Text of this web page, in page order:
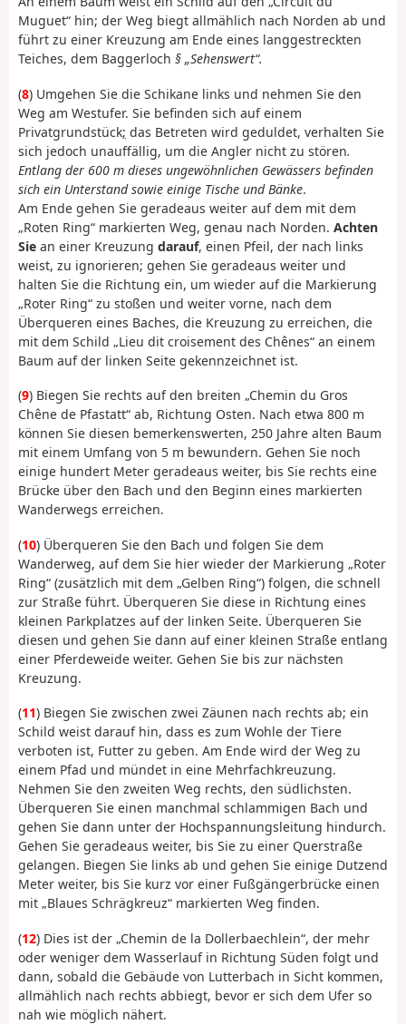
Muguet“ hin; der Weg biegt allmählich nach Norden ab und
führt zu einer Kreuzung am Ende eines langgestreckten
Teiches, dem Baggerloch § „Sehenswert“.
(8) Umgehen Sie die Schikane links und nehmen Sie den
Weg am Westufer. Sie befinden sich auf einem
Privatgrundstück; das Betreten wird geduldet, verhalten Sie
sich jedoch unauffällig, um die Angler nicht zu stören.
Entlang der 600 m dieses ungewöhnlichen Gewässers befinden
sich ein Unterstand sowie einige Tische und Bänke.
Am Ende gehen Sie geradeaus weiter auf dem mit dem
„Roten Ring“ markierten Weg, genau nach Norden. Achten
Sie an einer Kreuzung darauf, einen Pfeil, der nach links
weist, zu ignorieren; gehen Sie geradeaus weiter und
halten Sie die Richtung ein, um wieder auf die Markierung
„Roter Ring“ zu stoßen und weiter vorne, nach dem
Überqueren eines Baches, die Kreuzung zu erreichen, die
mit dem Schild „Lieu dit croisement des Chênes“ an einem
Baum auf der linken Seite gekennzeichnet ist.
(9) Biegen Sie rechts auf den breiten „Chemin du Gros
Chêne de Pfastatt“ ab, Richtung Osten. Nach etwa 800 m
können Sie diesen bemerkenswerten, 250 Jahre alten Baum
mit einem Umfang von 5 m bewundern. Gehen Sie noch
einige hundert Meter geradeaus weiter, bis Sie rechts eine
Brücke über den Bach und den Beginn eines markierten
Wanderwegs erreichen.
(10) Überqueren Sie den Bach und folgen Sie dem
Wanderweg, auf dem Sie hier wieder der Markierung „Roter
Ring“ (zusätzlich mit dem „Gelben Ring“) folgen, die schnell
zur Straße führt. Überqueren Sie diese in Richtung eines
kleinen Parkplatzes auf der linken Seite. Überqueren Sie
diesen und gehen Sie dann auf einer kleinen Straße entlang
einer Pferdeweide weiter. Gehen Sie bis zur nächsten
Kreuzung.
(11) Biegen Sie zwischen zwei Zäunen nach rechts ab; ein
Schild weist darauf hin, dass es zum Wohle der Tiere
verboten ist, Futter zu geben. Am Ende wird der Weg zu
einem Pfad und mündet in eine Mehrfachkreuzung.
Nehmen Sie den zweiten Weg rechts, den südlichsten.
Überqueren Sie einen manchmal schlammigen Bach und
gehen Sie dann unter der Hochspannungsleitung hindurch.
Gehen Sie geradeaus weiter, bis Sie zu einer Querstraße
gelangen. Biegen Sie links ab und gehen Sie einige Dutzend
Meter weiter, bis Sie kurz vor einer Fußgängerbrücke einen
mit „Blaues Schrägkreuz“ markierten Weg finden.
(12) Dies ist der „Chemin de la Dollerbaechlein“, der mehr
oder weniger dem Wasserlauf in Richtung Süden folgt und
dann, sobald die Gebäude von Lutterbach in Sicht kommen,
allmählich nach rechts abbiegt, bevor er sich dem Ufer so
nah wie möglich nähert.